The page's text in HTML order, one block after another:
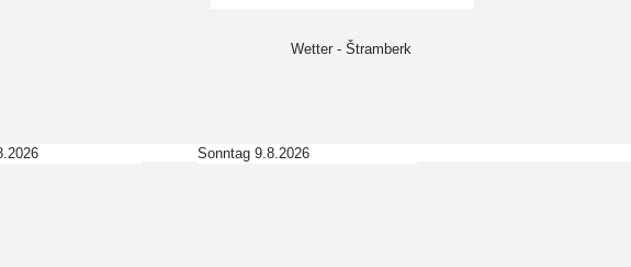
Sonntag 9.8.2026